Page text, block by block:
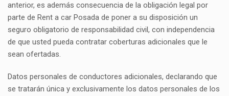
anterior, es además consecuencia de la obligación legal por
parte de Rent a car Posada de poner a su disposición un
seguro obligatorio de responsabilidad civil, con independencia
de que usted pueda contratar coberturas adicionales que le
sean ofertadas.
Datos personales de conductores adicionales, declarando que
se tratarán única y exclusivamente los datos personales de los